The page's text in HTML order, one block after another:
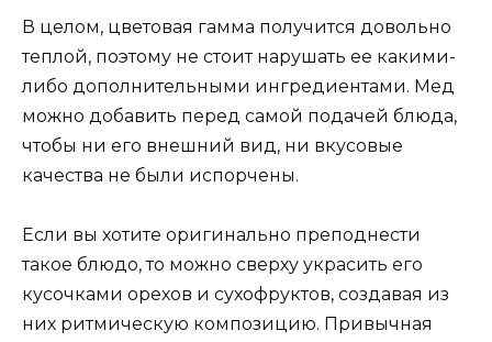
В целом, цветовая гамма получится довольно
теплой, поэтому не стоит нарушать ее какими-
либо дополнительными ингредиентами. Мед
можно добавить перед самой подачей блюда,
чтобы ни его внешний вид, ни вкусовые
качества не были испорчены.
Если вы хотите оригинально преподнести
такое блюдо, то можно сверху украсить его
кусочками орехов и сухофруктов, создавая из
них ритмическую композицию. Привычная